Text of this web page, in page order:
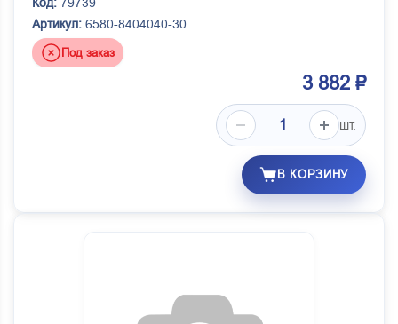
Артикул: 6580-8404040-30
Под заказ
3 882 ₽
шт.
В КОРЗИНУ